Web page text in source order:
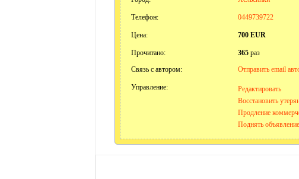
Телефон: 0449739722
Цена: 700 EUR
Прочитано: 365раз
Связь с автором:
Отправить email
Управление:
Редактировать
Восстановить
Продление
Поднять объявление